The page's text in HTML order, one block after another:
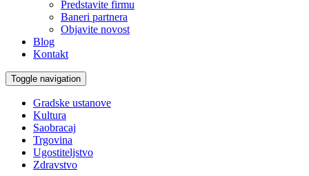
Predstavite firmu
Baneri partnera
Objavite novost
Blog
Kontakt
Toggle navigation
Gradske ustanove
Kultura
Saobracaj
Trgovina
Ugostiteljstvo
Zdravstvo